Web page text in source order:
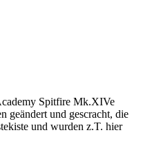
Spitfire Mk.XIVe
geändert und gescracht, die
und wurden z.T. hier